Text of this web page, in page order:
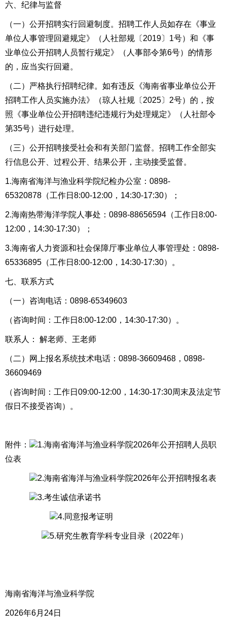
六、纪律与监督
（一）公开招聘实行回避制度。招聘工作人员如存在《事业
单位人事管理回避规定》（人社部规〔2019〕 1号）和《事
业单位公开招聘人员暂行规定》（人事部令第6号）的情形
的，应当实行回避。
（二）严格执行招聘纪律。如有违反
《海南省事业单位公开
招聘工作人员实施办法》（琼人社规〔2025〕2号） 的，按
照《事业单位公开招聘违纪违规行为处理规定》（人社部令
第35号）进行处理。
（三）公开招聘接受社会和有关部门监督。招聘工作全部实
行信息公开、过程公开、结果公开，主动接受监督。
1.海南省海洋与渔业科学院纪检办公室：0898-
65320878 （工作日8:00-12:00，14:30-17:30）；
2.海南热带海洋学院人事处：0898-88656594 （工作日8:00-
12:00，14:30-17:30）
；
3.海南省人力资源和社会保障厅事业单位人事管理处：0898-
65336895（工作日8:00-12:00，14:30-17:30）。
七、联系方式
（一）咨询电话：0898-65349603
（咨询时间：工作日8:00-12:00，14:30-17:30）。
联系人： 解老师、王老师
（二） 网上报名系统技术电话： 0898-36609468，0898-
36609469
（咨询时间：工作日09:00-12:00，14:30-17:30周末及法定节
假日不接受咨询）。
附件：
1.海南省海洋与渔业科学院2026年公开招聘人员职
位表
2.海南省海洋与渔业科学院2026年公开招聘报名表
3.考生诚信承诺书
4.同意报考证明
5.研究生教育学科专业目录（2022年）
海南省海洋与渔业科学院
2026年6月 24日